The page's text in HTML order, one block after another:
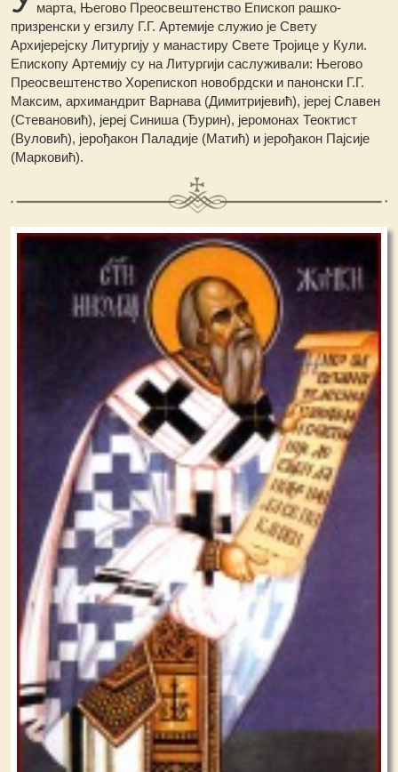
марта, Његово Преосвештенство Епископ рашко-
призренски у егзилу Г.Г. Артемије служио је Свету
Архијерејску Литургију у манастиру Свете Тројице у Кули.
Епископу Артемију су на Литургији саслуживали: Његово
Преосвештенство Хорепископ новобрдски и панонски Г.Г.
Максим, архимандрит Варнава (Димитријевић), јереј Славен
(Стевановић), јереј Синиша (Ђурин), јеромонах Теоктист
(Вуловић), јерођакон Паладије (Матић) и јерођакон Пајсије
(Марковић).